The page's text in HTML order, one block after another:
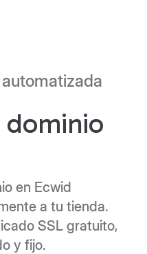
dominio
en Ecwid
a tu tienda.
SSL gratuito,
y fijo.